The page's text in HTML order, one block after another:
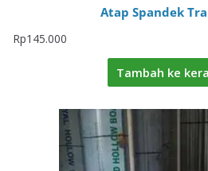
Atap Spandek
Rp145.000
Tambah ke